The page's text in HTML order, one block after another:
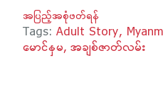
အပြည့်အစုံဖတ်ရန်
Tags:Adult Story
မောင်နှမ အချစ်ဇာတ်လမ်း